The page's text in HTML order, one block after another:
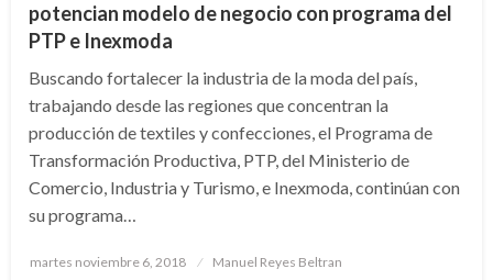
potencian modelo de negocio con programa del
PTP e Inexmoda
Buscando fortalecer la industria de la moda del país,
trabajando desde las regiones que concentran la
producción de textiles y confecciones, el Programa de
Transformación Productiva, PTP, del Ministerio de
Comercio, Industria y Turismo, e Inexmoda, continúan con
su programa…
Publicado
martes noviembre 6, 2018 Manuel Reyes Beltran